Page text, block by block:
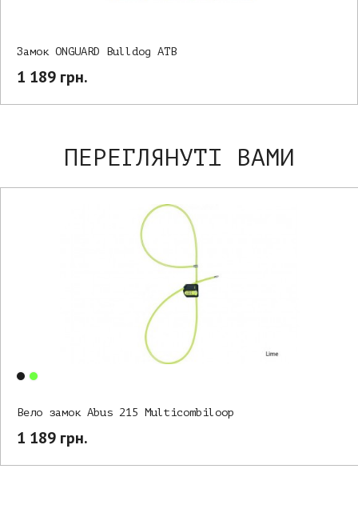
Замок ONGUARD Bulldog ATB
1 189 грн.
ПЕРЕГЛЯНУТІ ВАМИ
Вело замок Abus 215 Multicombiloop
1 189 грн.